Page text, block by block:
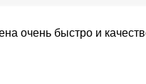
очень быстро и